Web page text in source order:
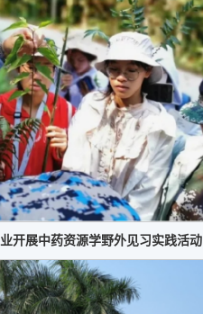
开展中药资源学野外见习实践活动